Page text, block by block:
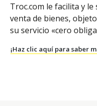
Troc.com le facilita y
venta de bienes,
su servicio «cero
¡Haz clic aquí para saber